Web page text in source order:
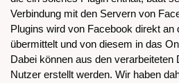
Verbindung mit den Servern von
Plugins wird von Facebook direkt
übermittelt und von diesem in das
Dabei können aus den verarbeiteten
Nutzer erstellt werden. Wir haben